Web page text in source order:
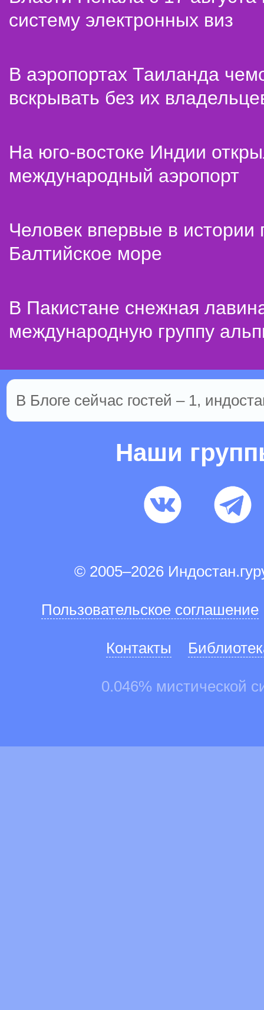
систему электронных виз
В аэропортах Таиланда
вскрывать без их
На юго-востоке Индии
международный аэропорт
Человек впервые в истории
Балтийское море
В Пакистане снежная
международную группу
В Блоге сейчас гостей – 1,
Наши
© 2005–2026
Пользовательское соглашение
Контакты
0.046% мистической